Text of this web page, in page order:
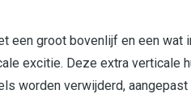
een groot bovenlijf en een
excitie. Deze extra verticale
worden verwijderd,